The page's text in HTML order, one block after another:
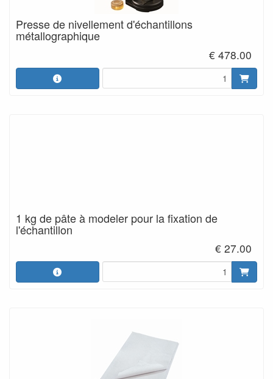
Presse de nivellement d'échantillons
métallographique
€ 478.00
1 kg de pâte à modeler pour la fixation de
l'échantillon
€ 27.00